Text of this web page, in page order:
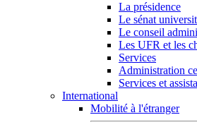
La présidence
Le sénat
Le conseil
Les UFR et les
Services
Administration
Services et
International
Mobilité à l'étranger